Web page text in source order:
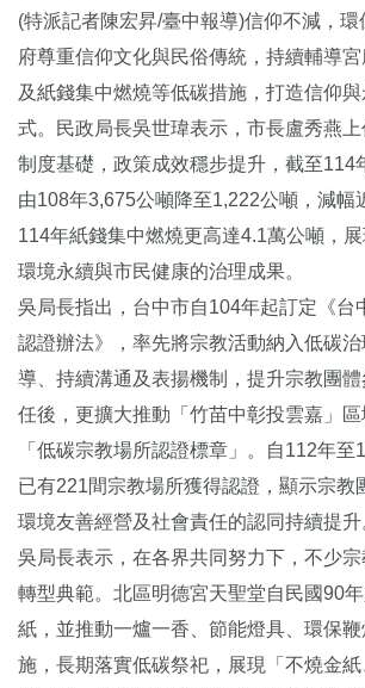
(特派記者陳宏昇/臺中報導)信仰不減，
府尊重信仰文化與民俗傳統，持續輔導
及紙錢集中燃燒等低碳措施，打造信仰
式。民政局長吳世瑋表示，市長盧秀燕
制度基礎，政策成效穩步提升，截至114
由108年3,675公噸降至1,222公噸，減幅
114年紙錢集中燃燒更高達4.1萬公噸，展
環境永續與市民健康的治理成果。
吳局長指出，台中市自104年起訂定《台
認證辦法》，率先將宗教活動納入低碳治
導、持續溝通及表揚機制，提升宗教團
任後，更擴大推動「竹苗中彰投雲嘉」
「低碳宗教場所認證標章」。自112年
已有221間宗教場所獲得認證，顯示宗教
環境友善經營及社會責任的認同持續提升
吳局長表示，在各界共同努力下，不少
轉型典範。北區明德宮天聖堂自民國90
紙，並推動一爐一香、節能燈具、環保
施，長期落實低碳祭祀，展現「不燒金